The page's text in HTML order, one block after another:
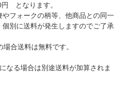
となります。
フォークの柄等、他商品との同一
別に送料が発生しますのでご了承
合送料は無料です。
なる場合は別途送料が加算されま